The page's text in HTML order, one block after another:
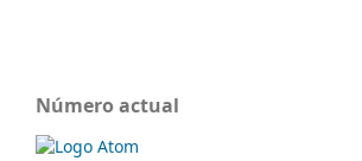
Número actual